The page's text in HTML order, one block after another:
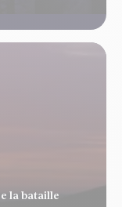
la bataille